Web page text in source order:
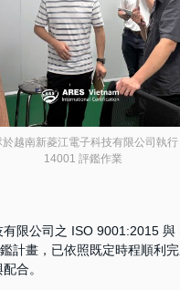
越南新菱江電子科技有限公司執
14001 評鑑作業
有限公司之 ISO 9001:2015 與
計畫，已依照既定時程順利
合。